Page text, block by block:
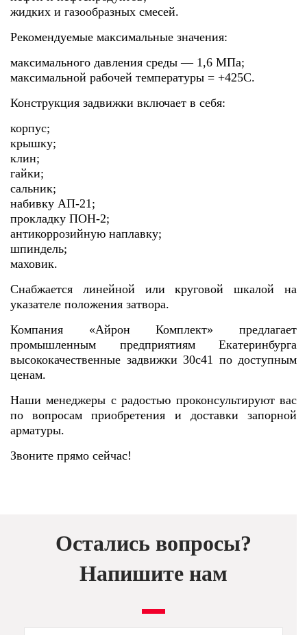
жидких и газообразных смесей.
Рекомендуемые максимальные значения:
максимального давления среды — 1,6 МПа;
максимальной рабочей температуры = +425С.
Конструкция задвижки включает в себя:
корпус;
крышку;
клин;
гайки;
сальник;
набивку АП-21;
прокладку ПОН-2;
антикоррозийную наплавку;
шпиндель;
маховик.
Снабжается линейной или круговой шкалой на
указателе положения затвора.
Компания «Айрон Комплект» предлагает
промышленным предприятиям Екатеринбурга
высококачественные задвижки 30с41 по доступным
ценам.
Наши менеджеры с радостью проконсультируют вас
по вопросам приобретения и доставки запорной
арматуры.
Звоните прямо сейчас!
Остались вопросы?
Напишите нам